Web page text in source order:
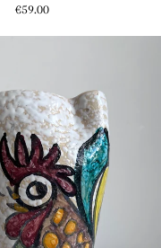
Prix
€59.00